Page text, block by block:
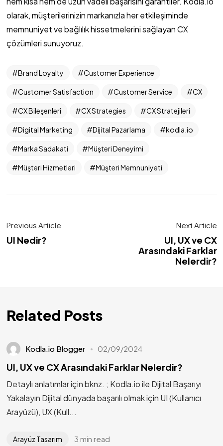
olarak, müşterilerinizin markanızla her etkileşiminde
memnuniyet ve bağlılık hissetmelerini sağlayan CX
çözümleri sunuyoruz.
Brand Loyalty Customer Experience
Customer Satisfaction Customer Service CX
CX Bileşenleri CX Strategies CX Stratejileri
Digital Marketing Dijital Pazarlama kodla.io
Marka Sadakati Müşteri Deneyimi
Müşteri Hizmetleri Müşteri Memnuniyeti
Previous Article
UI Nedir?
Next Article
UI, UX ve CX
Arasındaki Farklar
Nelerdir?
Related Posts
Kodla.io Blogger 02/09/2024
UI, UX ve CX Arasındaki Farklar Nelerdir?
Detaylı anlatımlar için bknz. ; Kodla.io ile Dijital Başarıyı
Yakalayın Dijital dünyada başarılı olmak için UI (Kullanıcı
Arayüzü), UX (Kull...
Arayüz Tasarım 3 min read